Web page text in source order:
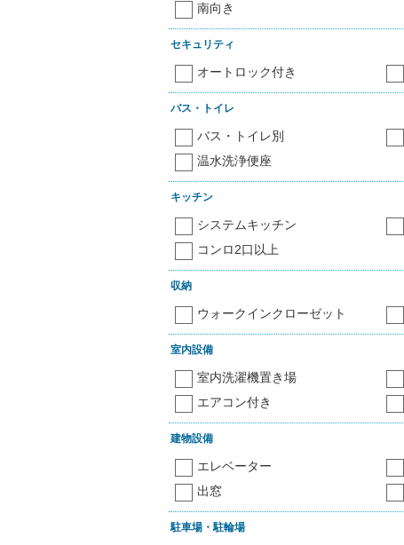
南向き
セキュリティ
オートロック付き
バス・トイレ
バス・トイレ別
温水洗浄便座
キッチン
システムキッチン
コンロ2口以上
収納
ウォークインクローゼット
室内設備
室内洗濯機置き場
エアコン付き
建物設備
エレベーター
出窓
駐車場・駐輪場